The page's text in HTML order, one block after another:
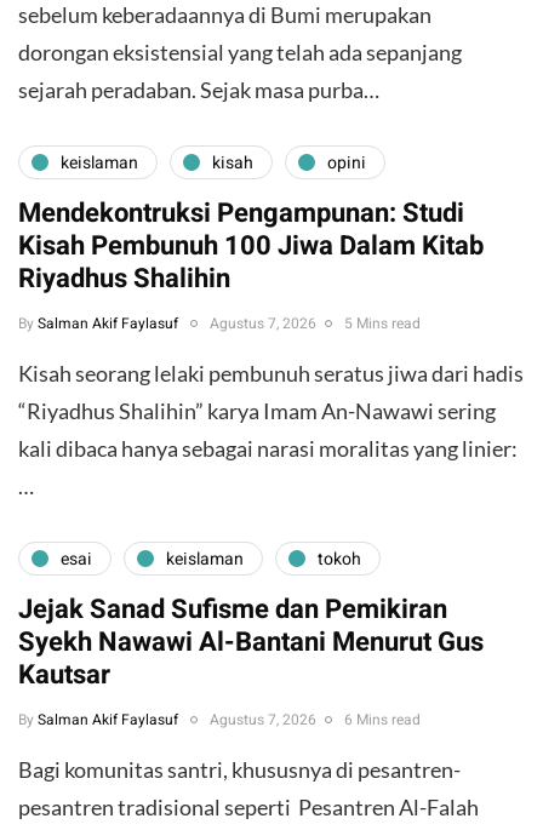
sebelum keberadaannya di Bumi merupakan
dorongan eksistensial yang telah ada sepanjang
sejarah peradaban. Sejak masa purba…
keislaman kisah opini
Mendekontruksi Pengampunan: Studi
Kisah Pembunuh 100 Jiwa Dalam Kitab
Riyadhus Shalihin
By Salman Akif Faylasuf Agustus 7, 2026 5 Mins read
Kisah seorang lelaki pembunuh seratus jiwa dari hadis
“Riyadhus Shalihin” karya Imam An-Nawawi sering
kali dibaca hanya sebagai narasi moralitas yang linier:
…
esai keislaman tokoh
Jejak Sanad Sufisme dan Pemikiran
Syekh Nawawi Al-Bantani Menurut Gus
Kautsar
By Salman Akif Faylasuf Agustus 7, 2026 6 Mins read
Bagi komunitas santri, khususnya di pesantren-
pesantren tradisional seperti Pesantren Al-Falah